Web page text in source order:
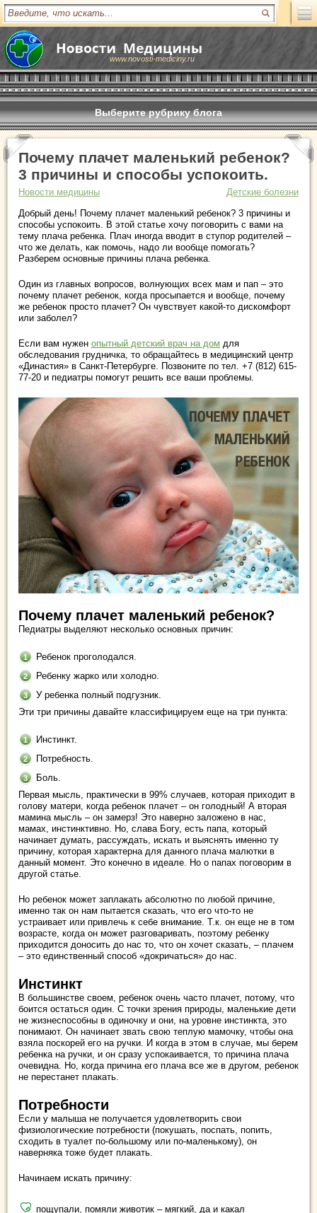
www.novosti-mediciny.ru
Выберите рубрику блога
Почему плачет маленький ребенок?
3 причины и способы успокоить.
Новости медицины
Детские болезни
Добрый день! Почему плачет маленький ребенок? 3 причины и
способы успокоить. В этой статье хочу поговорить с вами на
тему плача ребенка. Плач иногда вводит в ступор родителей –
что же делать, как помочь, надо ли вообще помогать?
Разберем основные причины плача ребенка.
Один из главных вопросов, волнующих всех мам и пап – это
почему плачет ребенок, когда просыпается и вообще, почему
же ребенок просто плачет? Он чувствует какой-то дискомфорт
или заболел?
Если вам нужен опытный детский врач на дом для
обследования грудничка, то обращайтесь в медицинский центр
«Династия» в Санкт-Петербурге. Позвоните по тел. +7 (812) 615-
77-20 и педиатры помогут решить все ваши проблемы.
Почему плачет маленький ребенок?
Педиатры выделяют несколько основных причин:
Ребенок проголодался.
Ребенку жарко или холодно.
У ребенка полный подгузник.
Эти три причины давайте классифицируем еще на три пункта:
Инстинкт.
Потребность.
Боль.
Первая мысль, практически в 99% случаев, которая приходит в
голову матери, когда ребенок плачет – он голодный! А вторая
мамина мысль – он замерз! Это наверно заложено в нас,
мамах, инстинктивно. Но, слава Богу, есть папа, который
начинает думать, рассуждать, искать и выяснять именно ту
причину, которая характерна для данного плача малютки в
данный момент. Это конечно в идеале. Но о папах поговорим в
другой статье.
Но ребенок может заплакать абсолютно по любой причине,
именно так он нам пытается сказать, что его что-то не
устраивает или привлечь к себе внимание. Т.к. он еще не в том
возрасте, когда он может разговаривать, поэтому ребенку
приходится доносить до нас то, что он хочет сказать, – плачем
– это единственный способ «докричаться» до нас.
Инстинкт
В большинстве своем, ребенок очень часто плачет, потому, что
боится остаться один. С точки зрения природы, маленькие дети
не жизнеспособны в одиночку и они, на уровне инстинкта, это
понимают. Он начинает звать свою теплую мамочку, чтобы она
взяла поскорей его на ручки. И когда в этом в случае, мы берем
ребенка на ручки, и он сразу успокаивается, то причина плача
очевидна. Но, когда причина его плача все же в другом, ребенок
не перестанет плакать.
Потребности
Если у малыша не получается удовлетворить свои
физиологические потребности (покушать, поспать, попить,
сходить в туалет по-большому или по-маленькому), он
наверняка тоже будет плакать.
Начинаем искать причину:
пощупали, помяли животик – мягкий, да и какал